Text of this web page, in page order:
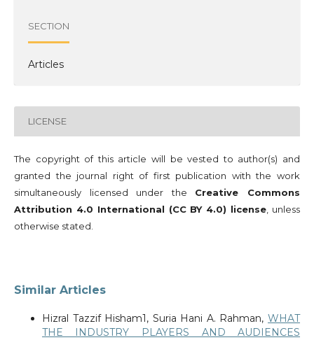
SECTION
Articles
LICENSE
The copyright of this article will be vested to author(s) and
granted the journal right of first publication with the work
simultaneously licensed under the Creative Commons
Attribution 4.0 International (CC BY 4.0) license , unless
otherwise stated.
Similar Articles
Hizral Tazzif Hisham1, Suria Hani A. Rahman,WHAT
THE INDUSTRY PLAYERS AND AUDIENCES